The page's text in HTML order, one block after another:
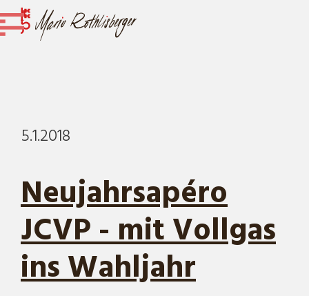
5.1.2018
Neujahrsapéro
JCVP - mit Vollgas
ins Wahljahr